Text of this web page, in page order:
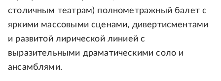
столичным театрам) полнометражный балет с
яркими массовыми сценами, дивертисментами
и развитой лирической линией с
выразительными драматическими соло и
ансамблями.